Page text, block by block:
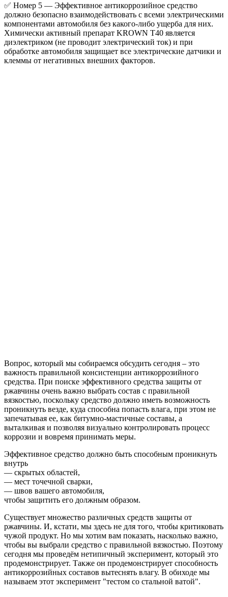
✅ Номер 5 — Эффективное антикоррозийное средство
должно безопасно взаимодействовать с всеми электрическими
компонентами автомобиля без какого-либо ущерба для них.
Химически активный препарат KROWN T40 является
диэлектриком (не проводит электрический ток) и при
обработке автомобиля защищает все электрические датчики и
клеммы от негативных внешних факторов.
Вопрос, который мы собираемся обсудить сегодня – это
важность правильной консистенции антикоррозийного
средства. При поиске эффективного средства защиты от
ржавчины очень важно выбрать состав с правильной
вязкостью, поскольку средство должно иметь возможность
проникнуть везде, куда способна попасть влага, при этом не
запечатывая ее, как битумно-мастичные составы, а
выталкивая и позволяя визуально контролировать процесс
коррозии и вовремя принимать меры.
Эффективное средство должно быть способным проникнуть
внутрь
— скрытых областей,
— мест точечной сварки,
— швов вашего автомобиля,
чтобы защитить его должным образом.
Существует множество различных средств защиты от
ржавчины. И, кстати, мы здесь не для того, чтобы критиковать
чужой продукт. Но мы хотим вам показать, насколько важно,
чтобы вы выбрали средство с правильной вязкостью. Поэтому
сегодня мы проведём нетипичный эксперимент, который это
продемонстрирует. Также он продемонстрирует способность
антикоррозийных составов вытеснять влагу. В обиходе мы
называем этот эксперимент "тестом со стальной ватой".